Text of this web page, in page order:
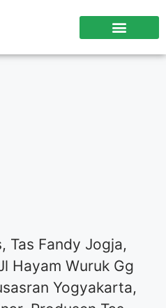
Tas Fandy Jogja,
Hayam Wuruk Gg
Yogyakarta,